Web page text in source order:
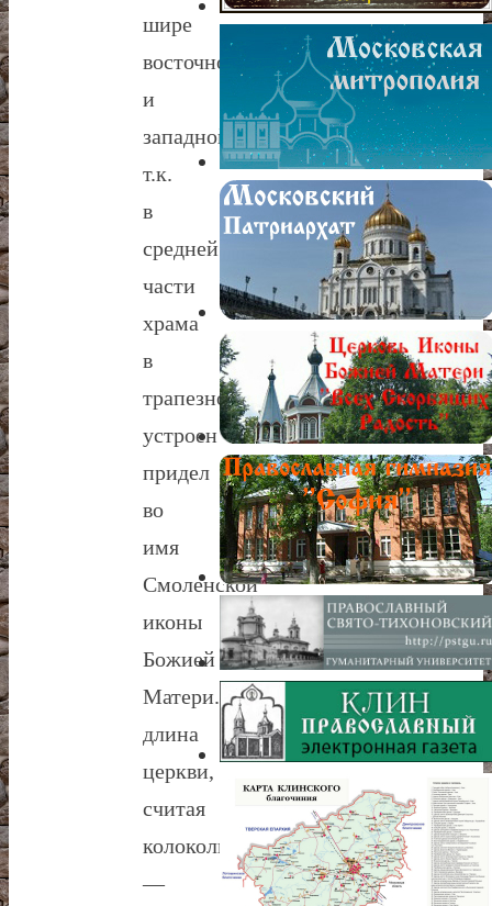
шире
восточной
и
западной,
т.к.
в
средней
части
храма
в
трапезной
устроен
придел
во
имя
Смоленской
иконы
Божией
Матери.
длина
церкви,
считая
колокольню,
—